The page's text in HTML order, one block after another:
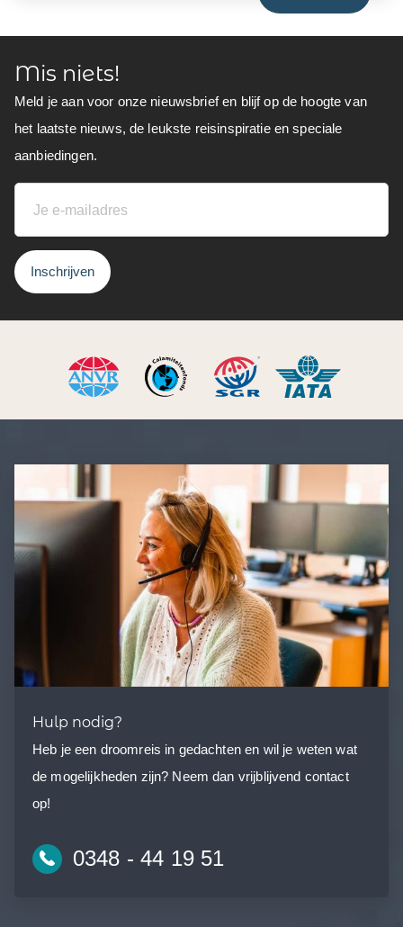
Mis niets!
Meld je aan voor onze nieuwsbrief en blijf op de hoogte van
het laatste nieuws, de leukste reisinspiratie en speciale
aanbiedingen.
Inschrijven
Hulp nodig?
Heb je een droomreis in gedachten en wil je weten wat
de mogelijkheden zijn? Neem dan vrijblijvend contact
op!
0348 - 44 19 51